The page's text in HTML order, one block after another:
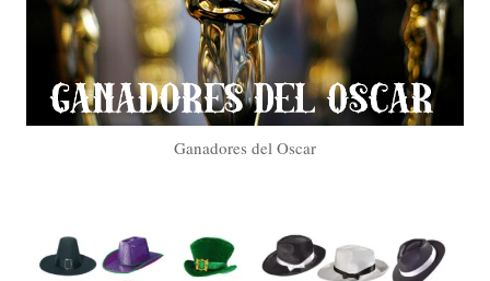
Ganadores del Oscar